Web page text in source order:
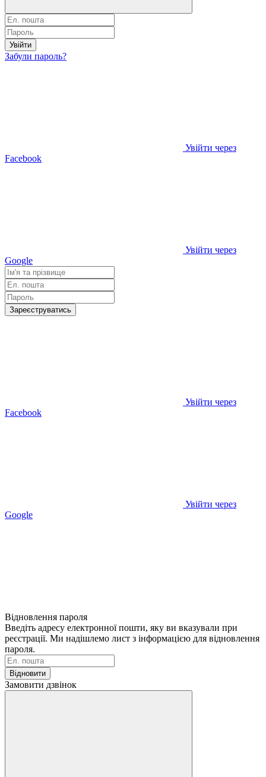
Увійти
Забули пароль?
Увійти через
Facebook
Увійти через
Google
Зареєструватись
Увійти через
Facebook
Увійти через
Google
Відновлення пароля
Введіть адресу електронної пошти, яку ви вказували при
реєстрації. Ми надішлемо лист з інформацією для відновлення
пароля.
Відновити
Замовити дзвінок